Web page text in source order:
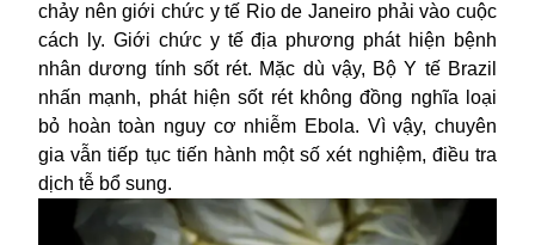
chảy nên giới chức y tế Rio de Janeiro phải vào cuộc
cách ly. Giới chức y tế địa phương phát hiện bệnh
nhân dương tính sốt rét. Mặc dù vậy, Bộ Y tế Brazil
nhấn mạnh, phát hiện sốt rét không đồng nghĩa loại
bỏ hoàn toàn nguy cơ nhiễm Ebola. Vì vậy, chuyên
gia vẫn tiếp tục tiến hành một số xét nghiệm, điều tra
dịch tễ bổ sung.